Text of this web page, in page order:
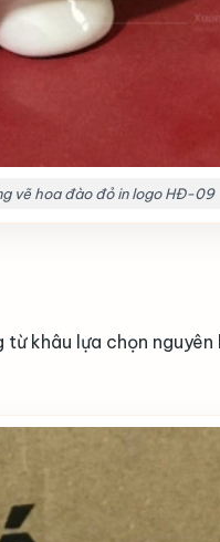
vẽ hoa đào đỏ in logo HĐ-09
khâu lựa chọn